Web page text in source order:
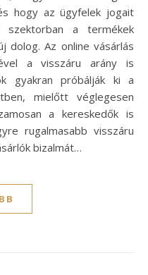
hogy az ügyfelek jogait
szektorban a termékek
dolog. Az online vásárlás
a visszáru arány is
gyakran próbálják ki a
mielőtt véglegesen
a kereskedők is
rugalmasabb visszáru
bizalmát…